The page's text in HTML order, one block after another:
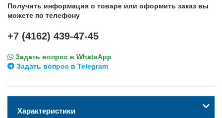
Получить информация о товаре или оформить заказ вы
можете по телефону
+7 (4162) 439-47-45
Задать вопрос в WhatsApp
Задать вопрос в Telegram
Характеристики